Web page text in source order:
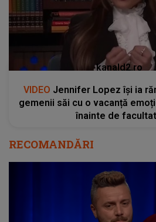
kanald2.ro
VIDEO Jennifer Lopez își ia
gemenii săi cu o vacanță
înainte de
RECOMANDĂRI